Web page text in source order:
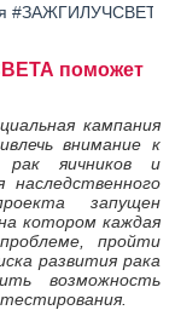
#ЗАЖГИЛУЧСВЕТА
поможет
кампания
внимание к
рак яичников и
наследственного
запущен
на котором каждая
пройти
развития рака
возможность